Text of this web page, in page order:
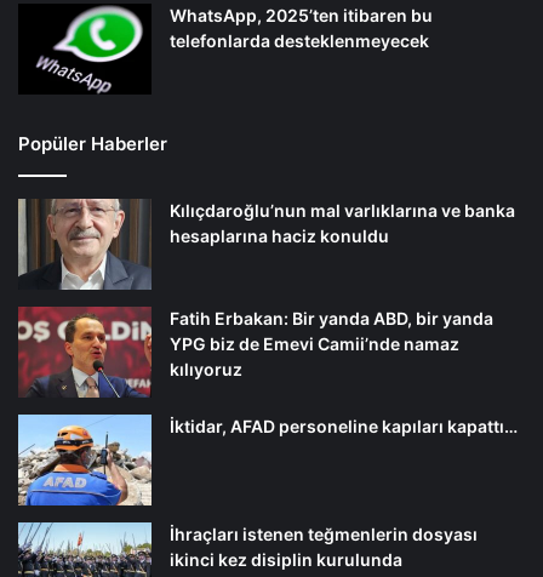
WhatsApp, 2025’ten itibaren bu
telefonlarda desteklenmeyecek
Popüler Haberler
Kılıçdaroğlu’nun mal varlıklarına ve banka
hesaplarına haciz konuldu
Fatih Erbakan: Bir yanda ABD, bir yanda
YPG biz de Emevi Camii’nde namaz
kılıyoruz
İktidar, AFAD personeline kapıları kapattı…
İhraçları istenen teğmenlerin dosyası
ikinci kez disiplin kurulunda